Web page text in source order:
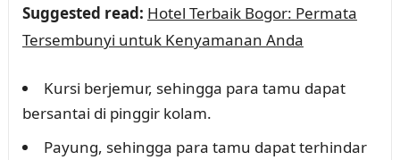
Suggested read: Hotel Terbaik Bogor: Permata
Tersembunyi untuk Kenyamanan Anda
Kursi berjemur, sehingga para tamu dapat
bersantai di pinggir kolam.
Payung, sehingga para tamu dapat terhindar